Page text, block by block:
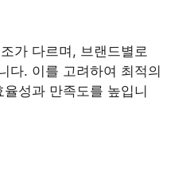
가 다르며, 브랜드별로
다. 이를 고려하여 최적의
성과 만족도를 높입니